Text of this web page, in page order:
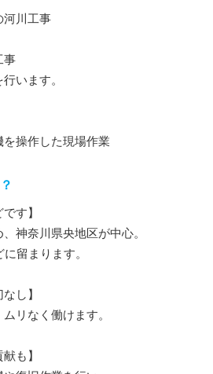
河川工事
事
います。
操作した現場作業
す】
神奈川県央地区が中心。
留まります。
し】
リなく働けます。
も】